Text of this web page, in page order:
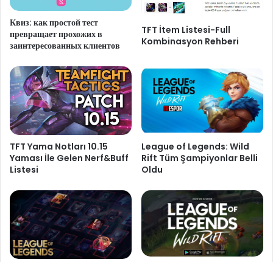
Квиз: как простой тест
превращает прохожих в
заинтересованных клиентов
TFT İtem Listesi-Full
Kombinasyon Rehberi
TFT Yama Notları 10.15
Yaması İle Gelen Nerf&Buff
Listesi
League of Legends: Wild
Rift Tüm Şampiyonlar Belli
Oldu